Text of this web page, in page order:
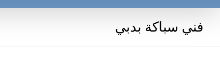
فني سباكة بدبي